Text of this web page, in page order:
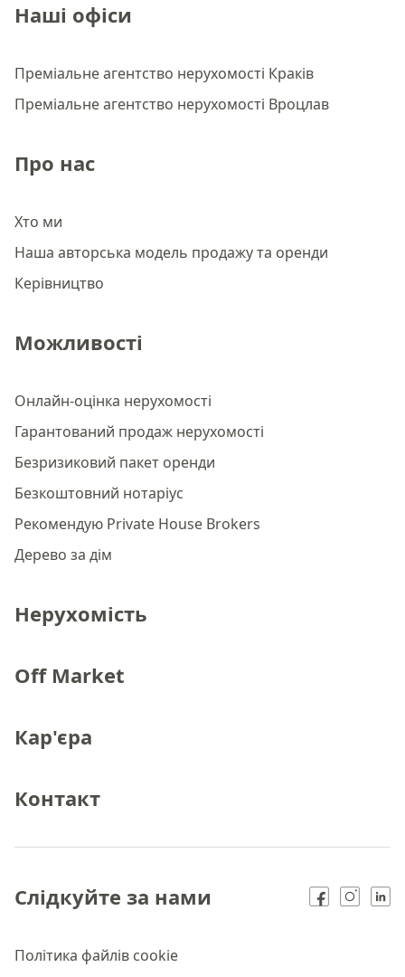
Наші офіси
Преміальне агентство нерухомості Краків
Преміальне агентство нерухомості Вроцлав
Про нас
Хто ми
Наша авторська модель продажу та оренди
Керівництво
Можливості
Онлайн-оцінка нерухомості
Гарантований продаж нерухомості
Безризиковий пакет оренди
Безкоштовний нотаріус
Рекомендую Private House Brokers
Дерево за дім
Нерухомість
Off Market
Кар'єра
Контакт
Політика файлів cookie
Слідкуйте за нами